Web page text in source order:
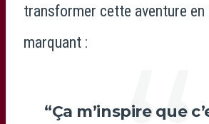
transformer cette aventure en
marquant :
“Ça m’inspire que